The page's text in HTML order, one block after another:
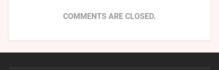
COMMENTS ARE CLOSED.